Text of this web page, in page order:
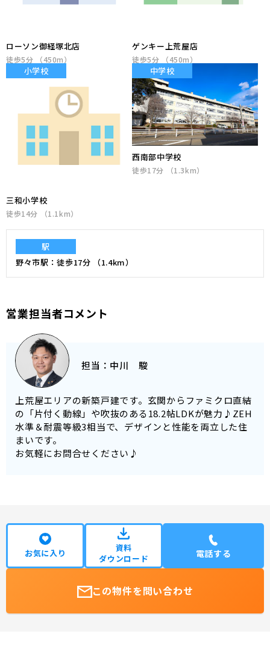
ローソン御経塚北店
徒歩5分 （450m）
ゲンキー上荒屋店
徒歩5分 （450m）
小学校
三和小学校
徒歩14分 （1.1km）
中学校
西南部中学校
徒歩17分 （1.3km）
駅
野々市駅
徒歩17分 （1.4km）
営業担当者コメント
担当： 中川 駿
上荒屋エリアの新築戸建です。玄関からファミクロ直結
の「片付く動線」や吹抜のある18.2帖LDKが魅力♪ZEH
水準＆耐震等級3相当で、デザインと性能を両立した住
まいです。
お気軽にお問合せください♪
お気に入り
資料
ダウンロード
電話する
この物件を問い合わせ